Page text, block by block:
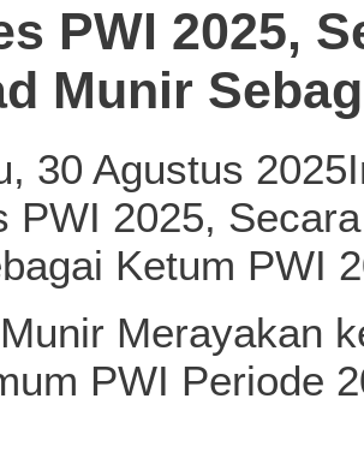
PWI 2025,
Munir
30 Agustus 2025
Merayakan
PWI Periode